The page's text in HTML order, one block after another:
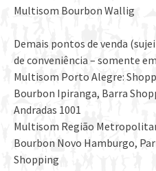
Multisom Bourbon Wallig
Demais pontos de venda
de conveniência – somente
Multisom Porto Alegre:
Bourbon Ipiranga, Barra
Andradas 1001
Multisom Região
Bourbon Novo Hamburgo,
Shopping